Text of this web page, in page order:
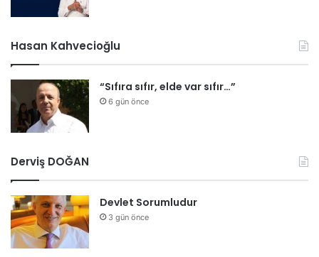
Hasan Kahvecioğlu
“Sıfıra sıfır, elde var sıfır…”
6 gün önce
Derviş DOĞAN
Devlet Sorumludur
3 gün önce